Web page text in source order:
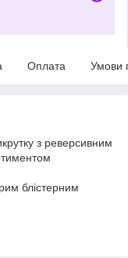
Оплата Умови
з реверсивним
блістерним